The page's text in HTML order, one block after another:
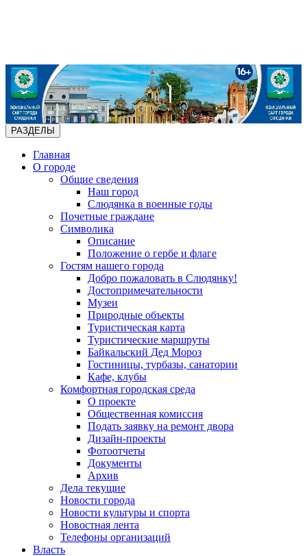
РАЗДЕЛЫ
Главная
О городе
Общие сведения
Наш город
Слюдянка в военные годы
Почетные граждане
Символика
Описание
Положение о гербе и флаге
Гостям нашего города
Добро пожаловать в Слюдянку!
Достопримечательности
Музеи
Природные объекты
Туристическая карта
Туристические маршруты
Байкальский Дед Мороз
Гостиницы, турбазы, санатории
Кафе, клубы
Комфортная городская среда
О проекте
Общественная комиссия
Подать заявку на ремонт двора
Дизайн-проекты
Фотоотчеты
Документы
Архив
Дела текущие
Новости города
Новости культуры и спорта
Новостная лента
Телефоны организаций
Власть